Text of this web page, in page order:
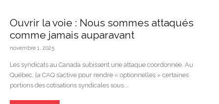
Ouvrir la voie : Nous sommes attaqués
comme jamais auparavant
novembre 1, 2025
Les syndicats au Canada subissent une attaque coordonnée. Au
Québec, la CAQ s’active pour rendre « optionnelles » certaines
portions des cotisations syndicales sous...